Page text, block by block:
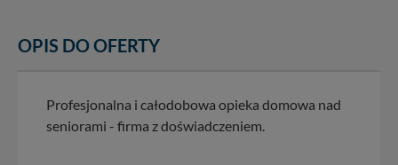
OPIS DO OFERTY
Profesjonalna i całodobowa opieka domowa nad
seniorami - firma z doświadczeniem.